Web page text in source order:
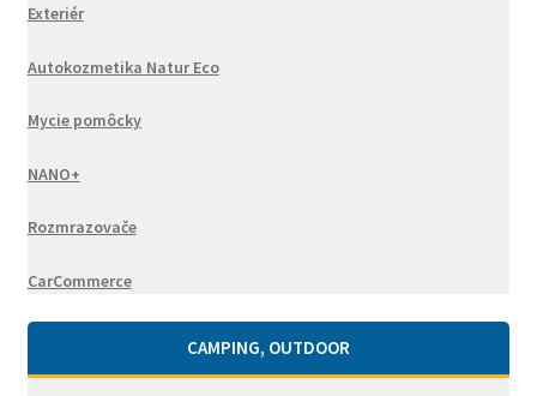
Exteriér
Autokozmetika Natur Eco
Mycie pomôcky
NANO+
Rozmrazovače
CarCommerce
CAMPING, OUTDOOR